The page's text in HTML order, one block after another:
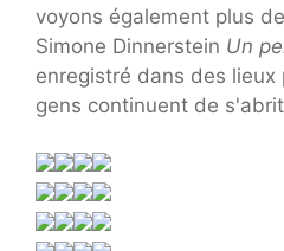
voyons également plus
Simone Dinnerstein Un
enregistré dans des lieux
gens continuent de